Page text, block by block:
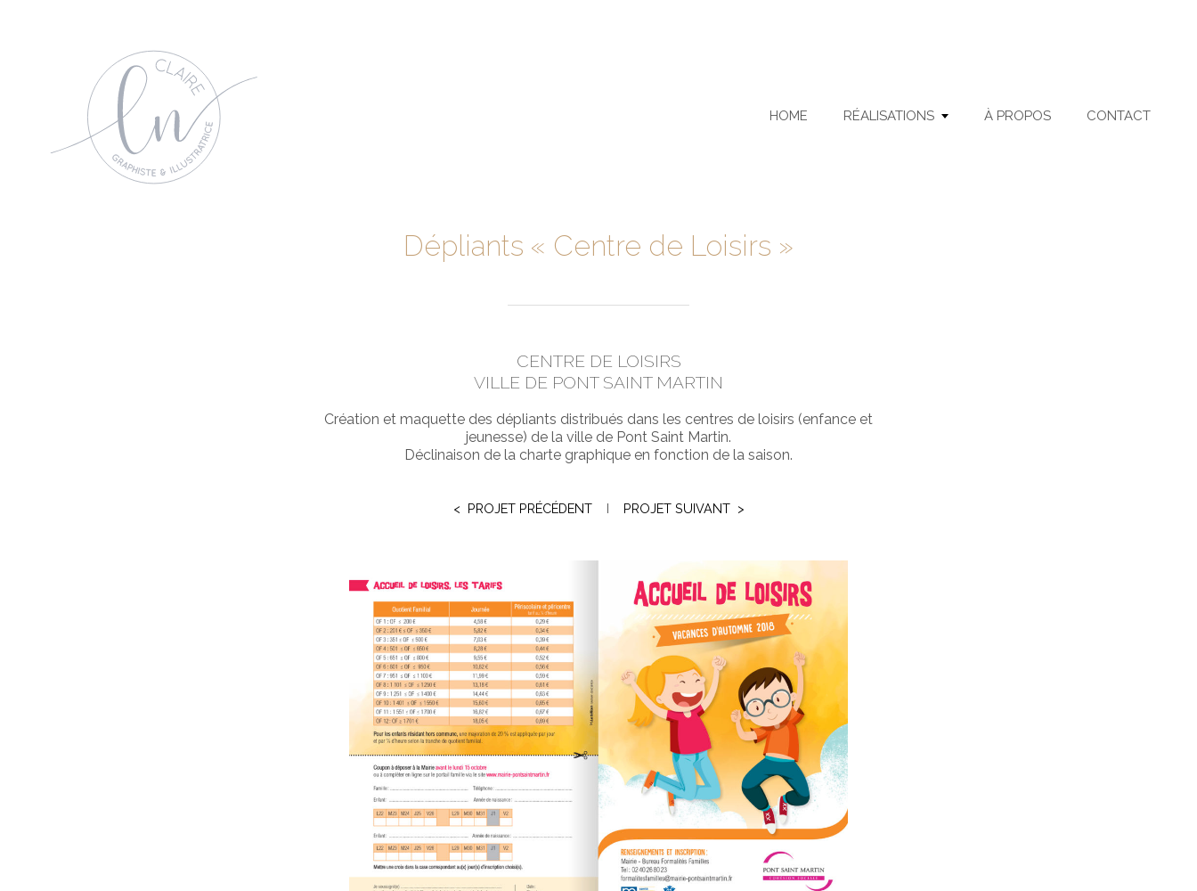
HOME RÉALISATIONS À PROPOS CONTACT
Dépliants « Centre de Loisirs »
CENTRE DE LOISIRS
VILLE DE PONT SAINT MARTIN
Création et maquette des dépliants distribués dans les centres de loisirs (enfance et
jeunesse) de la ville de Pont Saint Martin.
Déclinaison de la charte graphique en fonction de la saison.
< PROJET PRÉCÉDENTI PROJET SUIVANT >